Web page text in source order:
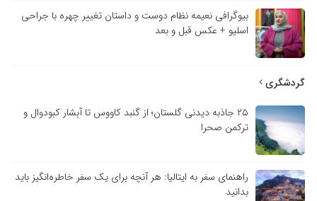
بیوگرافی نعیمه نظام دوست و داستان تغییر چهره با جراحی
اسلیو + عکس قبل و بعد
گردشگری
۲۵ جاذبه دیدنی گلستان؛ از گنبد کاووس تا آبشار کبودوال و
ترکمن صحرا
راهنمای سفر به ایتالیا: هر آنچه برای یک سفر خاطره‌انگیز باید
بدانید